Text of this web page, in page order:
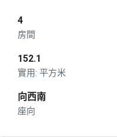
4
房間
152.1
平方米
向西南
座向